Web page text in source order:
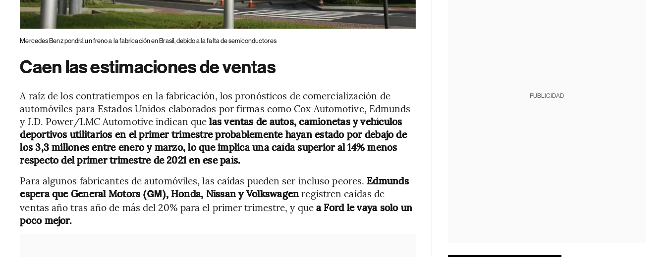
Mercedes Benz pondrá un freno a la fabricación en Brasil, debido a la falta de semiconductores
Caen las estimaciones de ventas
A raíz de los contratiempos en la fabricación, los pronósticos de comercialización de
automóviles para Estados Unidos elaborados por firmas como Cox Automotive, Edmunds
y J.D. Power/LMC Automotive indican quelas ventas de autos, camionetas y vehículos
deportivos utilitarios en el primer trimestre probablemente hayan estado por debajo de
los 3,3 millones entre enero y marzo, lo que implica una caída superior al 14% menos
respecto del primer trimestre de 2021 en ese país.
Para algunos fabricantes de automóviles, las caídas pueden ser incluso peores. Edmunds
espera que General Motors (GM), Honda, Nissan y Volkswagenregistren caídas de
ventas año tras año de más del 20% para el primer trimestre, y quea Ford le vaya solo un
poco mejor.
PUBLICIDAD